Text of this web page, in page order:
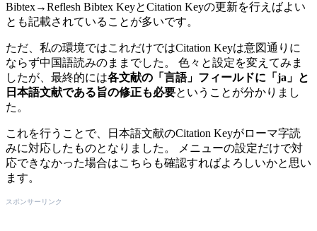
Bibtex→Reflesh Bibtex KeyとCitation Keyの更新を行えばよい
とも記載されていることが多いです。
ただ、私の環境ではこれだけではCitation Keyは意図通りに
ならず中国語読みのままでした。 色々と設定を変えてみま
したが、最終的には各文献の「言語」フィールドに「ja」と
日本語文献である旨の修正も必要ということが分かりまし
た。
これを行うことで、日本語文献のCitation Keyがローマ字読
みに対応したものとなりました。 メニューの設定だけで対
応できなかった場合はこちらも確認すればよろしいかと思い
ます。
スポンサーリンク